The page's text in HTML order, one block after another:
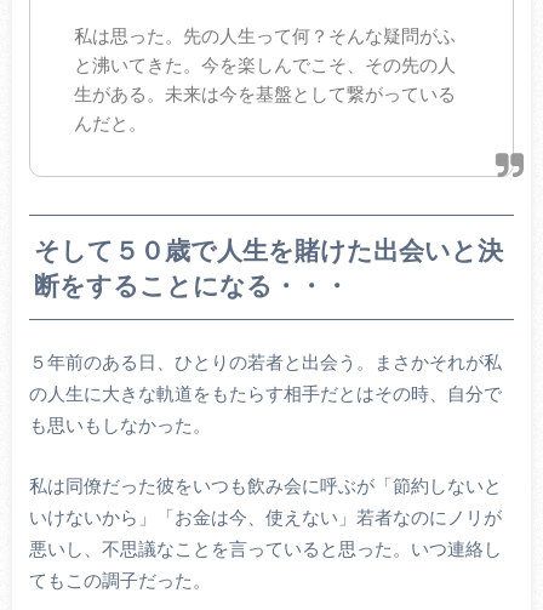
私は思った。先の人生って何？そんな疑問がふ
と沸いてきた。今を楽しんでこそ、その先の人
生がある。未来は今を基盤として繋がっている
んだと。
そして５０歳で人生を賭けた出会いと決
断をすることになる・・・
５年前のある日、ひとりの若者と出会う。まさかそれが私
の人生に大きな軌道をもたらす相手だとはその時、自分で
も思いもしなかった。
私は同僚だった彼をいつも飲み会に呼ぶが「節約しないと
いけないから」「お金は今、使えない」若者なのにノリが
悪いし、不思議なことを言っていると思った。いつ連絡し
てもこの調子だった。